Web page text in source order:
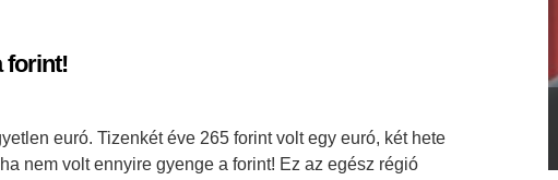
forint!
euró. Tizenkét éve 265 forint volt egy euró, két hete
nem volt ennyire gyenge a forint! Ez az egész régió